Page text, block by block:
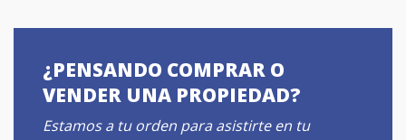
¿PENSANDO COMPRAR O
VENDER UNA PROPIEDAD?
Estamos a tu orden para asistirte en tu